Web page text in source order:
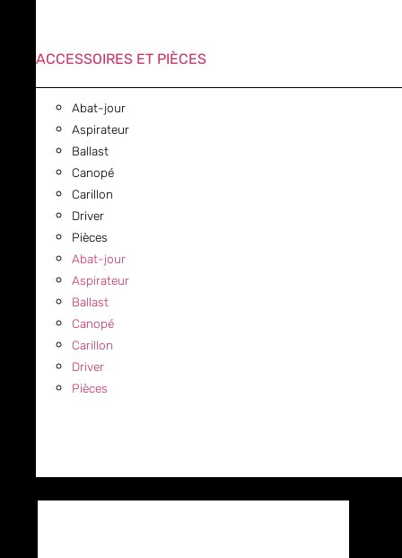
ACCESSOIRES ET PIÈCES
Abat-jour
Aspirateur
Ballast
Canopé
Carillon
Driver
Pièces
Abat-jour
Aspirateur
Ballast
Canopé
Carillon
Driver
Pièces